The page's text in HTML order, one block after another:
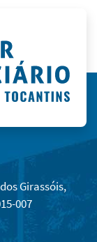
Girassóis,
007